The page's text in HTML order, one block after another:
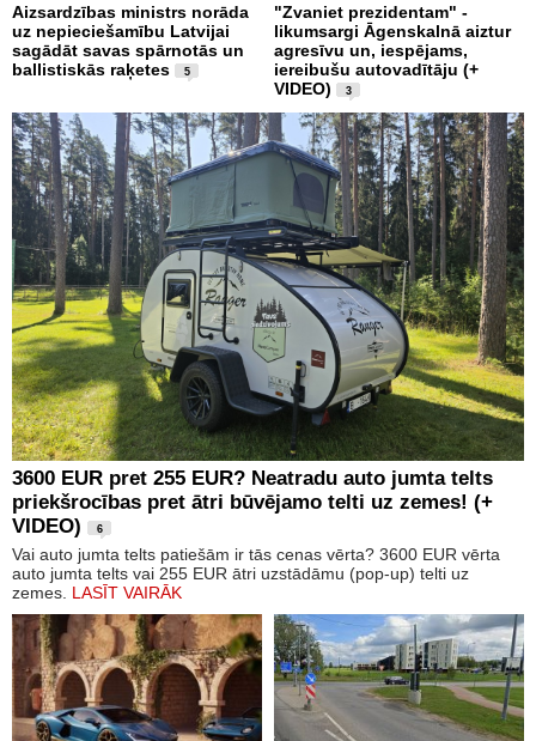
Aizsardzības ministrs norāda
uz nepieciešamību Latvijai
sagādāt savas spārnotās un
ballistiskās raķetes
5
"Zvaniet prezidentam" -
likumsargi Āgenskalnā aiztur
agresīvu un, iespējams,
iereibušu autovadītāju (+
VIDEO)
3
3600 EUR pret 255 EUR? Neatradu auto jumta telts
priekšrocības pret ātri būvējamo telti uz zemes! (+
VIDEO)
6
Vai auto jumta telts patiešām ir tās cenas vērta? 3600 EUR vērta
auto jumta telts vai 255 EUR ātri uzstādāmu (pop-up) telti uz
zemes. LASĪT VAIRĀK